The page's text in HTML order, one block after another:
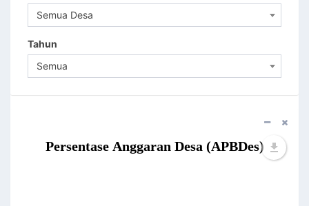
Semua Desa
Tahun
Semua
Persentase Anggaran Desa (APBDes)